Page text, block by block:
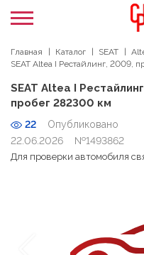
Главная Каталог SEAT
SEAT Altea I Рестайлинг, 2009,
SEAT Altea I
пробег 282300 км
22
Опубликовано
22.06.2026
№1493862
Для проверки автомобиля